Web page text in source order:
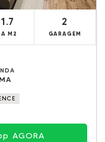
M2
2
GARAGEM
AGORA